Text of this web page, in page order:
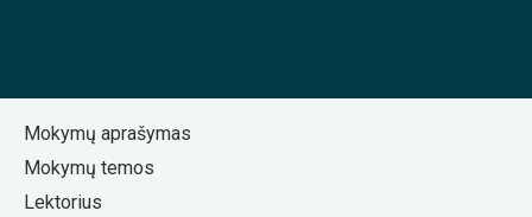
Mokymų aprašymas
Mokymų temos
Lektorius